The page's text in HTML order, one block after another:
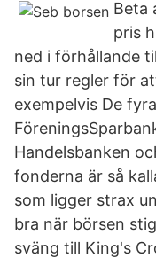
Beta
pris
ned i förhållande
sin tur regler för
exempelvis De
Handelsbanken
fonderna är så
som ligger strax
bra när börsen
sväng till King's